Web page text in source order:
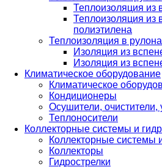
Теплоизоляция из
Теплоизоляция из
полиэтилена
Теплоизоляция в
Изоляция из
Изоляция из
Климатическое оборудование
Климатическое
Кондиционеры
Осушители, очистители,
Теплоносители
Коллекторные системы и
Коллекторные системы
Коллекторы
Гидрострелки